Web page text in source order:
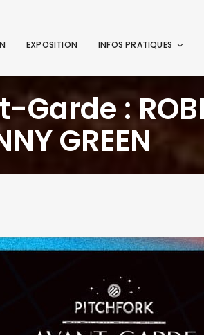
EXPOSITION INFOS PRATIQUES
:
GREEN